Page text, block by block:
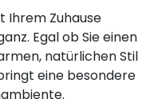
Ihrem Zuhause
Egal ob Sie einen
natürlichen Stil
eine besondere